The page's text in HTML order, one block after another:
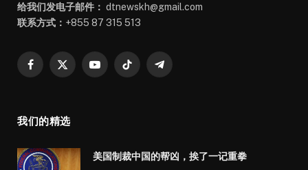
给我们发电子邮件： dtnewskh@gmail.com
联系方式： +855 87 315 513
Facebook
X
YouTubeTikTok Telegram
我们的精选
美国制裁中国的帮凶，挨了一记重拳